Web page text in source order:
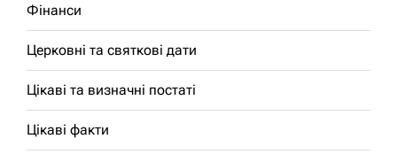
Фінанси
Церковні та святкові дати
Цікаві та визначні постаті
Цікаві факти